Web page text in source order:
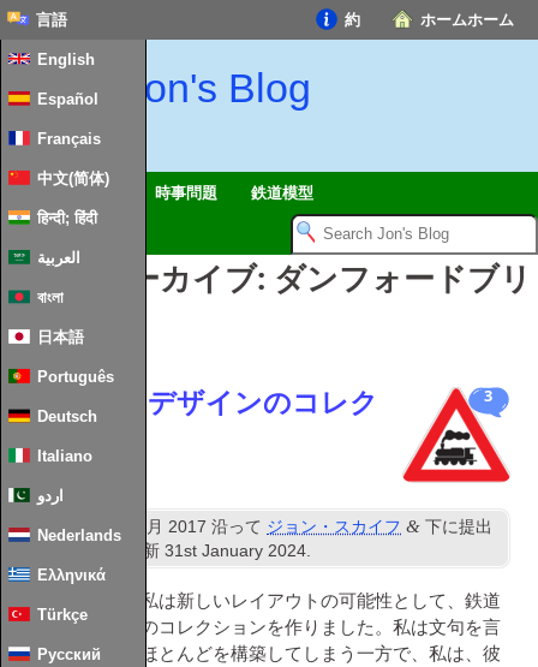
ホームホーム
約
言語
English
Español
Français
中文(简体)
हिन्दी; हिंदी
العربية
বাংলা
日本語
Português
Deutsch
Italiano
اردو
Nederlands
Ελληνικά
Türkçe
Русский
Jon's Blog
黙想 時事問題 鉄道模型
タグ別アーカイブ: ダンフォードブリ
ッジ
3
鉄道模型のデザインのコレク
ション
公開済み 11月 2017 沿って ジョン・スカイフ & 下に提出
. 最終更新31st January 2024.
最後の数ヶ月で私は新しいレイアウトの可能性として、鉄道
模型のデザインのコレクションを作りました。私は文句を言
わないそれらのほとんどを構築してしまう一方で、私は、彼